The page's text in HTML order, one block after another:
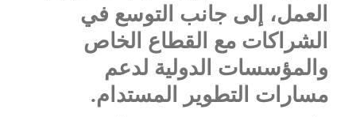
العمل، إلى جانب التوسع في
الشراكات مع القطاع الخاص
والمؤسسات الدولية لدعم
مسارات التطوير المستدام.